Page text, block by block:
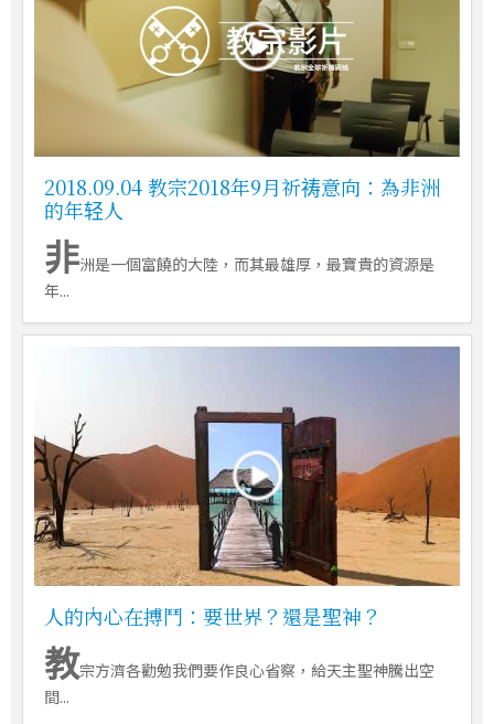
2018.09.04 教宗2018年9月祈祷意向：為非洲
的年轻人
非洲是一個富饒的大陸，而其最雄厚，最寶貴的資源是
年...
人的內心在搏鬥：要世界？還是聖神？
教宗方濟各勸勉我們要作良心省察，給天主聖神騰出空
間...